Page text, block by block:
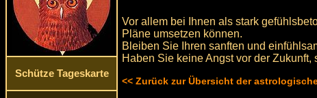
Schütze Tageskarte
Vor allem bei Ihnen als stark
Pläne umsetzen können.
Bleiben Sie Ihren sanften und
Haben Sie keine Angst vor der
<< Zurück zur Übersicht der